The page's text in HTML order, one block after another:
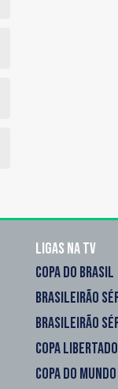
Ligas na TV
COPA DO BRASIL
BRASILEIRÃO
BRASILEIRÃO
COPA
COPA DO